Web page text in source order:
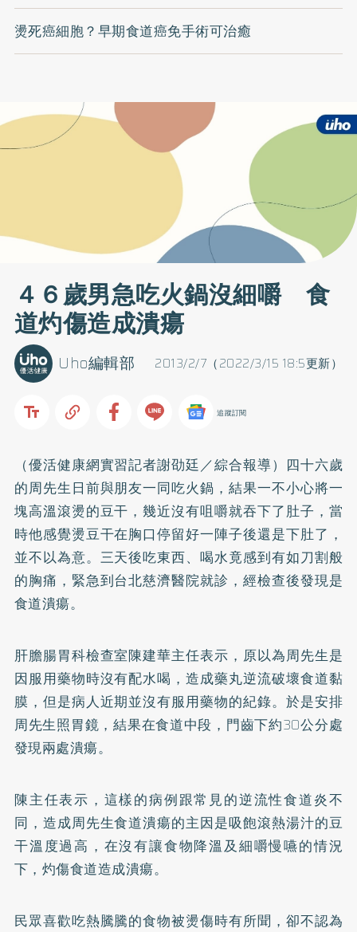
燙死癌細胞？早期食道癌免手術可治癒
４６歲男急吃火鍋沒細嚼 食
道灼傷造成潰瘍
2013/2/7（2022/3/15 18:5更新）
Uho編輯部
追蹤訂閱
（優活健康網實習記者謝劭廷／綜合報導）四十六歲
的周先生日前與朋友一同吃火鍋，結果一不小心將一
塊高溫滾燙的豆干，幾近沒有咀嚼就吞下了肚子，當
時他感覺燙豆干在胸口停留好一陣子後還是下肚了，
並不以為意。三天後吃東西、喝水竟感到有如刀割般
的胸痛，緊急到台北慈濟醫院就診，經檢查後發現是
食道潰瘍。
肝膽腸胃科檢查室陳建華主任表示，原以為周先生是
因服用藥物時沒有配水喝，造成藥丸逆流破壞食道黏
膜，但是病人近期並沒有服用藥物的紀錄。於是安排
周先生照胃鏡，結果在食道中段，門齒下約30公分處
發現兩處潰瘍。
陳主任表示，這樣的病例跟常見的逆流性食道炎不
同，造成周先生食道潰瘍的主因是吸飽滾熱湯汁的豆
干溫度過高，在沒有讓食物降溫及細嚼慢嚥的情況
下，灼傷食道造成潰瘍。
民眾喜歡吃熱騰騰的食物被燙傷時有所聞，卻不認為